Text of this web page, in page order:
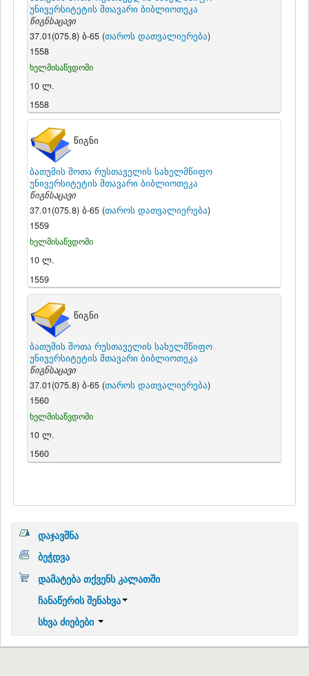
უნივერსიტეტის მთავარი ბიბლიოთეკა
წიგნსაცავი
37.01(075.8) ბ-65 (თაროს დათვალიერება)
1558
ხელმისაწვდომი
10 ლ.
1558
წიგნი
ბათუმის შოთა რუსთაველის სახელმწიფო
უნივერსიტეტის მთავარი ბიბლიოთეკა
წიგნსაცავი
37.01(075.8) ბ-65 (თაროს დათვალიერება)
1559
ხელმისაწვდომი
10 ლ.
1559
წიგნი
ბათუმის შოთა რუსთაველის სახელმწიფო
უნივერსიტეტის მთავარი ბიბლიოთეკა
წიგნსაცავი
37.01(075.8) ბ-65 (თაროს დათვალიერება)
1560
ხელმისაწვდომი
10 ლ.
1560
დაჯავშნა
ბეჭდვა
დამატება თქვენს კალათში
ჩანაწერის შენახვა
სხვა ძიებები